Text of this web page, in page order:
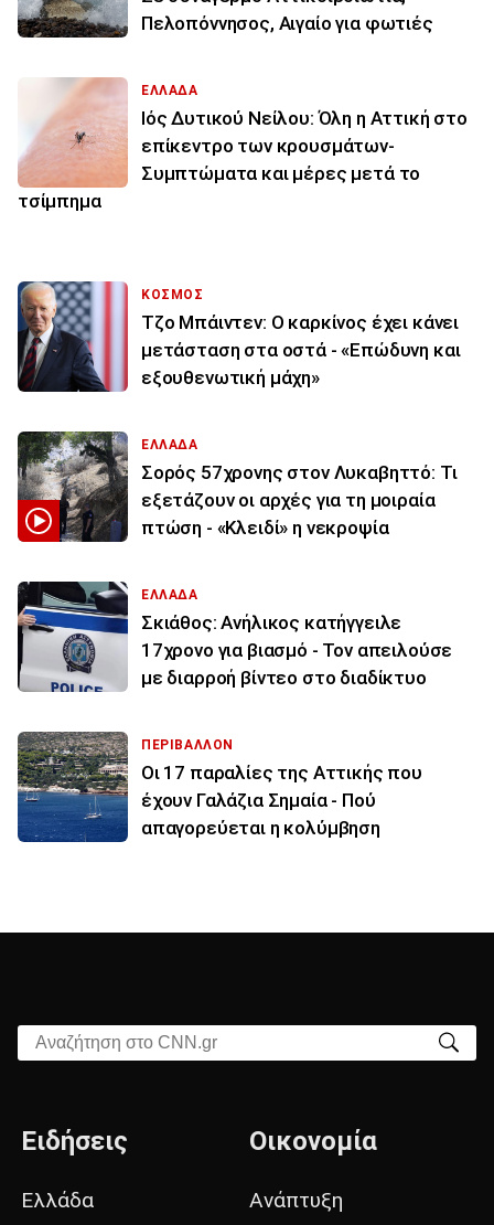
Πελοπόννησος, Αιγαίο για φωτιές
ΕΛΛΑΔΑ
Ιός Δυτικού Νείλου: Όλη η Αττική στο
επίκεντρο των κρουσμάτων-
Συμπτώματα και μέρες μετά το
τσίμπημα
ΚΟΣΜΟΣ
Τζο Μπάιντεν: Ο καρκίνος έχει κάνει
μετάσταση στα οστά - «Επώδυνη και
εξουθενωτική μάχη»
ΕΛΛΑΔΑ
Σορός 57χρονης στον Λυκαβηττό: Τι
εξετάζουν οι αρχές για τη μοιραία
πτώση - «Κλειδί» η νεκροψία
ΕΛΛΑΔΑ
Σκιάθος: Ανήλικος κατήγγειλε
17χρονο για βιασμό - Τον απειλούσε
με διαρροή βίντεο στο διαδίκτυο
ΠΕΡΙΒΑΛΛΟΝ
Οι 17 παραλίες της Αττικής που
έχουν Γαλάζια Σημαία - Πού
απαγορεύεται η κολύμβηση
Αναζήτηση στο CNN.gr
Ειδήσεις
Ελλάδα
Οικονομία
Ανάπτυξη